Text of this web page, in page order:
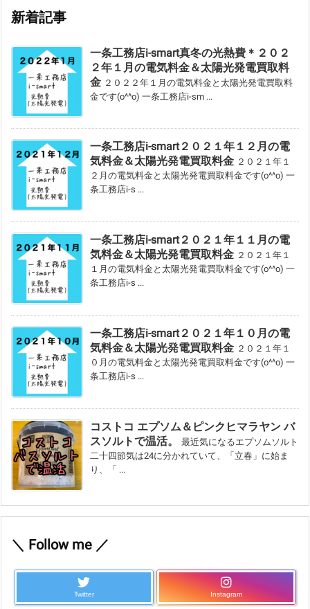
新着記事
一条工務店i-smart真冬の光熱費＊２０２
２年１月の電気料金＆太陽光発電買取料
金 ２０２２年１月の電気料金と太陽光発電買取料
金です(o^^o) 一条工務店i-sm ...
一条工務店i-smart２０２１年１２月の電
気料金＆太陽光発電買取料金 ２０２１年１
２月の電気料金と太陽光発電買取料金です(o^^o) 一
条工務店i-s ...
一条工務店i-smart２０２１年１１月の電
気料金＆太陽光発電買取料金 ２０２１年１
１月の電気料金と太陽光発電買取料金です(o^^o) 一
条工務店i-s ...
一条工務店i-smart２０２１年１０月の電
気料金＆太陽光発電買取料金 ２０２１年１
０月の電気料金と太陽光発電買取料金です(o^^o) 一
条工務店i-s ...
コストコ エプソム＆ピンクヒマラヤン バ
スソルトで温活。
最近気になるエプソムソルト
二十四節気は24に分かれていて、「立春」に始ま
り、「 ...
＼ Follow me ／
Twitter Instagram